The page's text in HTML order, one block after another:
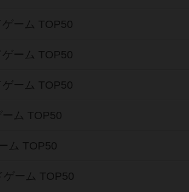
ーム TOP50
ーム TOP50
ーム TOP50
ム TOP50
ム TOP50
ゲーム TOP50